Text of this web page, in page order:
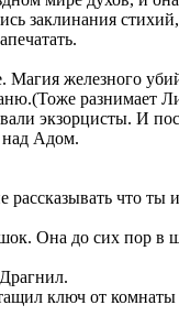
заклинания
Магия железного
разнимает
экзорцисты. И
над Адом.
что ты
Она до сих пор в
ключ от комнаты